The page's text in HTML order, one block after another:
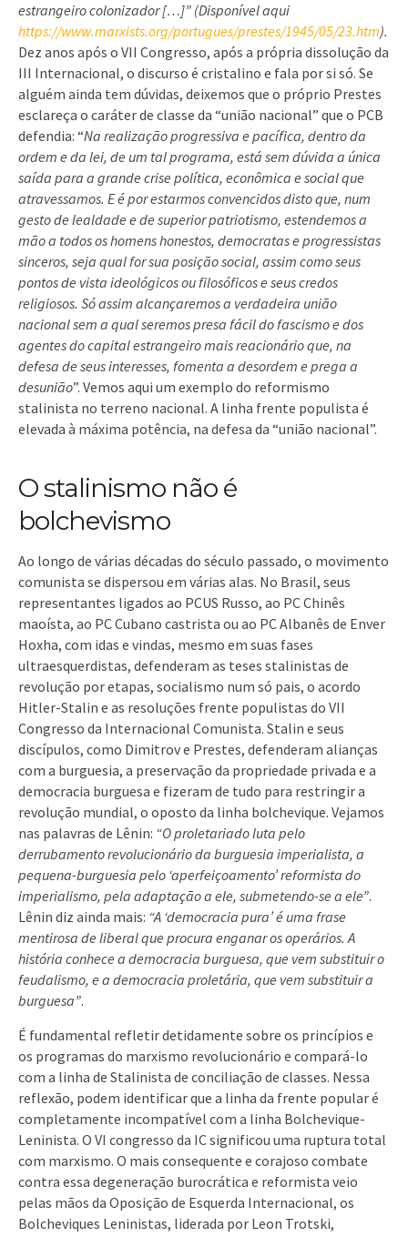
estrangeiro colonizador […]” (Disponível aqui
https://www.marxists.org/portugues/prestes/1945/05/23.htm).
Dez anos após o VII Congresso, após a própria dissolução da
III Internacional, o discurso é cristalino e fala por si só. Se
alguém ainda tem dúvidas, deixemos que o próprio Prestes
esclareça o caráter de classe da “união nacional” que o PCB
defendia: “Na realização progressiva e pacífica, dentro da
ordem e da lei, de um tal programa, está sem dúvida a única
saída para a grande crise política, econômica e social que
atravessamos. E é por estarmos convencidos disto que, num
gesto de lealdade e de superior patriotismo, estendemos a
mão a todos os homens honestos, democratas e progressistas
sinceros, seja qual for sua posição social, assim como seus
pontos de vista ideológicos ou filosóficos e seus credos
religiosos. Só assim alcançaremos a verdadeira união
nacional sem a qual seremos presa fácil do fascismo e dos
agentes do capital estrangeiro mais reacionário que, na
defesa de seus interesses, fomenta a desordem e prega a
desunião”. Vemos aqui um exemplo do reformismo
stalinista no terreno nacional. A linha frente populista é
elevada à máxima potência, na defesa da “união nacional”.
O stalinismo não é
bolchevismo
Ao longo de várias décadas do século passado, o movimento
comunista se dispersou em várias alas. No Brasil, seus
representantes ligados ao PCUS Russo, ao PC Chinês
maoísta, ao PC Cubano castrista ou ao PC Albanês de Enver
Hoxha, com idas e vindas, mesmo em suas fases
ultraesquerdistas, defenderam as teses stalinistas de
revolução por etapas, socialismo num só pais, o acordo
Hitler-Stalin e as resoluções frente populistas do VII
Congresso da Internacional Comunista. Stalin e seus
discípulos, como Dimitrov e Prestes, defenderam alianças
com a burguesia, a preservação da propriedade privada e a
democracia burguesa e fizeram de tudo para restringir a
revolução mundial, o oposto da linha bolchevique. Vejamos
nas palavras de Lênin: “O proletariado luta pelo
derrubamento revolucionário da burguesia imperialista, a
pequena-burguesia pelo ‘aperfeiçoamento’ reformista do
imperialismo, pela adaptação a ele, submetendo-se a ele”.
Lênin diz ainda mais: “A ‘democracia pura’ é uma frase
mentirosa de liberal que procura enganar os operários.A
história conhece a democracia burguesa, que vem substituir o
feudalismo, e a democracia proletária, que vem substituir a
burguesa”.
É fundamental refletir detidamente sobre os princípios e
os programas do marxismo revolucionário e compará-lo
com a linha de Stalinista de conciliação de classes. Nessa
reflexão, podem identificar que a linha da frente popular é
completamente incompatível com a linha Bolchevique-
Leninista. O VI congresso da IC significou uma ruptura total
com marxismo. O mais consequente e corajoso combate
contra essa degeneração burocrática e reformista veio
pelas mãos da Oposição de Esquerda Internacional, os
Bolcheviques Leninistas, liderada por Leon Trotski,